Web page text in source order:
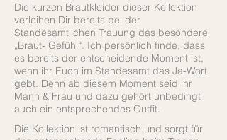
Die kurzen Brautkleider dieser Kollektion
verleihen Dir bereits bei der
Standesamtlichen Trauung das besondere
„Braut- Gefühl“. Ich persönlich finde, dass
es bereits der entscheidende Moment ist,
wenn ihr Euch im Standesamt das Ja-Wort
gebt. Denn ab diesem Moment seid ihr
Mann & Frau und dazu gehört unbedingt
auch ein entsprechendes Outfit.
Die Kollektion ist romantisch und sorgt für